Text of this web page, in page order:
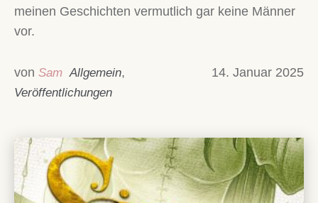
meinen Geschichten vermutlich gar keine Männer
vor.
14. Januar 2025
von Sam Allgemein,
Veröffentlichungen